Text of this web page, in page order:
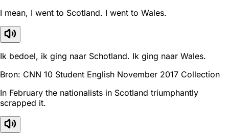
I mean, I went to Scotland. I went to Wales.
Ik bedoel, ik ging naar Schotland. Ik ging naar Wales.
Bron: CNN 10 Student English November 2017 Collection
In February the nationalists in Scotland triumphantly
scrapped it.